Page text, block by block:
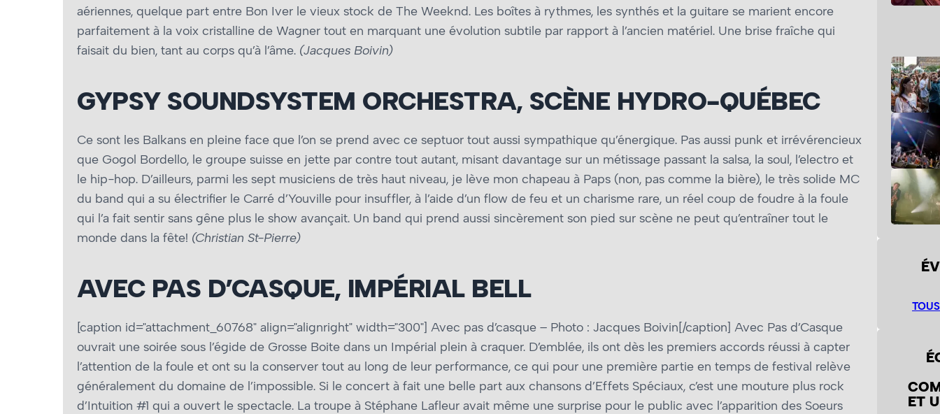
aériennes, quelque part entre Bon Iver le vieux stock de The Weeknd. Les boîtes à rythmes, les synthés et la guitare se marient encore
parfaitement à la voix cristalline de Wagner tout en marquant une évolution subtile par rapport à l’ancien matériel. Une brise fraîche qui
faisait du bien, tant au corps qu’à l’âme. (Jacques Boivin)
GYPSY SOUNDSYSTEM ORCHESTRA, SCÈNE HYDRO-QUÉBEC
Ce sont les Balkans en pleine face que l’on se prend avec ce septuor tout aussi sympathique qu’énergique. Pas aussi punk et irrévérencieux
que Gogol Bordello, le groupe suisse en jette par contre tout autant, misant davantage sur un métissage passant la salsa, la soul, l’electro et
le hip-hop. D’ailleurs, parmi les sept musiciens de très haut niveau, je lève mon chapeau à Paps (non, pas comme la bière), le très solide MC
du band qui a su électrifier le Carré d’Youville pour insuffler, à l’aide d’un flow de feu et un charisme rare, un réel coup de foudre à la foule
qui l’a fait sentir sans gêne plus le show avançait. Un band qui prend aussi sincèrement son pied sur scène ne peut qu’entraîner tout le
monde dans la fête! (Christian St-Pierre)
AVEC PAS D’CASQUE, IMPÉRIAL BELL
[caption id="attachment_60768" align="alignright" width="300"] Avec pas d’casque – Photo : Jacques Boivin[/caption] Avec Pas d’Casque
ouvrait une soirée sous l’égide de Grosse Boite dans un Impérial plein à craquer. D’emblée, ils ont dès les premiers accords réussi à capter
l’attention de la foule et ont su la conserver tout au long de leur performance, ce qui pour une première partie en temps de festival relève
généralement du domaine de l’impossible. Si le concert à fait une belle part aux chansons d’Effets Spéciaux, c’est une mouture plus rock
d’Intuition #1 qui a ouvert le spectacle. La troupe à Stéphane Lafleur avait même une surprise pour le public avec l’apparition des Soeurs
ET